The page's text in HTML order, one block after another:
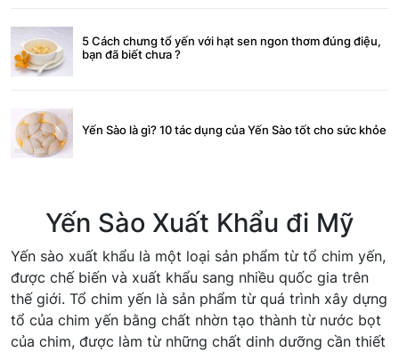
5 Cách chưng tổ yến với hạt sen ngon thơm đúng điệu,
bạn đã biết chưa ?
Yến Sào là gì? 10 tác dụng của Yến Sào tốt cho sức khỏe
Yến Sào Xuất Khẩu đi Mỹ
Yến sào xuất khẩu là một loại sản phẩm từ tổ chim yến,
được chế biến và xuất khẩu sang nhiều quốc gia trên
thế giới. Tổ chim yến là sản phẩm từ quá trình xây dựng
tổ của chim yến bằng chất nhờn tạo thành từ nước bọt
của chim, được làm từ những chất dinh dưỡng cần thiết